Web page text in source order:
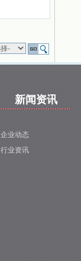
新闻资讯
企业动态
行业资讯